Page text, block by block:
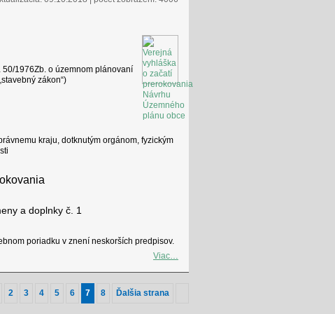
1976Zb. o územnom plánovaní
zákon“)
kraju, dotknutým orgánom, fyzickým
a doplnky č. 1
poriadku v znení neskorších predpisov.
Viac…
2 3 4 5 6 7 8 Ďalšia strana